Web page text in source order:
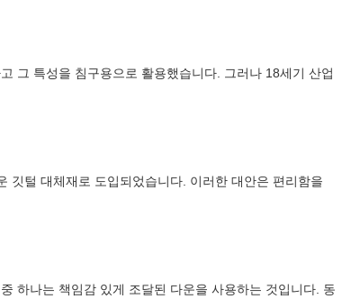
그 특성을 침구용으로 활용했습니다. 그러나 18세기 산업
깃털 대체재로 도입되었습니다. 이러한 대안은 편리함을
하나는 책임감 있게 조달된 다운을 사용하는 것입니다. 동